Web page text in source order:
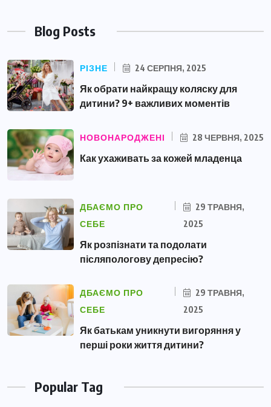
Blog Posts
РІЗНЕ 24 СЕРПНЯ, 2025
Як обрати найкращу коляску для
дитини? 9+ важливих моментів
НОВОНАРОДЖЕНІ 28 ЧЕРВНЯ, 2025
Как ухаживать за кожей младенца
ДБАЄМО ПРО
СЕБЕ
29 ТРАВНЯ,
2025
Як розпізнати та подолати
післяпологову депресію?
ДБАЄМО ПРО
СЕБЕ
29 ТРАВНЯ,
2025
Як батькам уникнути вигоряння у
перші роки життя дитини?
Popular Tag